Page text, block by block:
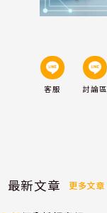
客服 討論區
最新文章 更多文章